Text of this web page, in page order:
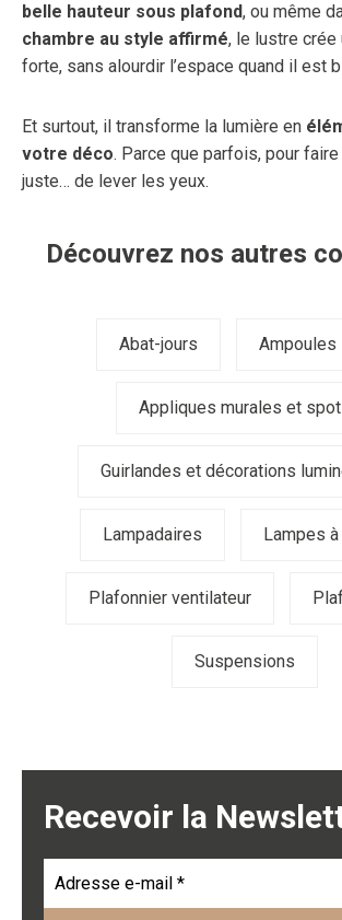
belle hauteur sous plafond, ou même
chambre au style affirmé, le lustre crée
forte, sans alourdir l’espace quand il est
Et surtout, il transforme la lumière en
votre déco. Parce que parfois, pour
juste… de lever les yeux.
Découvrez nos autres
Abat-jours Ampoules
Appliques murales et
Guirlandes et décorations
Lampadaires Lampes
Plafonnier ventilateur
Suspensions
Recevoir la